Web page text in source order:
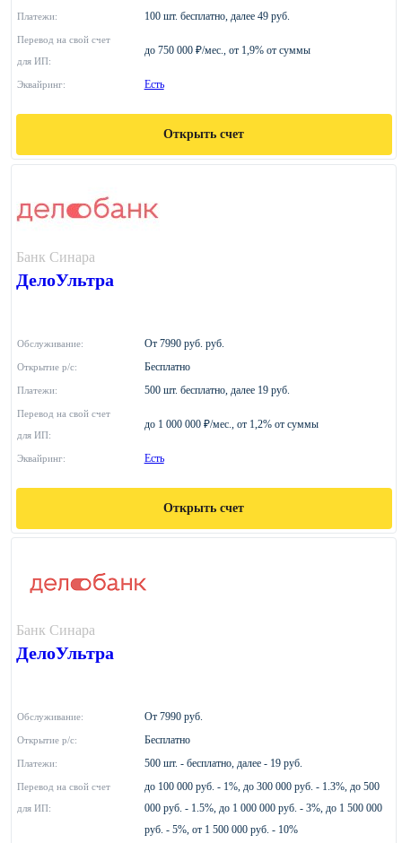
Платежи: 100 шт. бесплатно, далее 49 руб.
Перевод на свой счет
для ИП:
до 750 000 ₽/мес., от 1,9% от суммы
Эквайринг: Есть
Открыть счет
Банк Синара
ДелоУльтра
Обслуживание: От 7990 руб. руб.
Открытие р/с: Бесплатно
Платежи: 500 шт. бесплатно, далее 19 руб.
Перевод на свой счет
для ИП:
до 1 000 000 ₽/мес., от 1,2% от суммы
Эквайринг: Есть
Открыть счет
Банк Синара
ДелоУльтра
Обслуживание: От 7990 руб.
Открытие р/с: Бесплатно
Платежи: 500 шт. - бесплатно, далее - 19 руб.
Перевод на свой счет
для ИП:
до 100 000 руб. - 1%, до 300 000 руб. - 1.3%, до 500
000 руб. - 1.5%, до 1 000 000 руб. - 3%, до 1 500 000
руб. - 5%, от 1 500 000 руб. - 10%